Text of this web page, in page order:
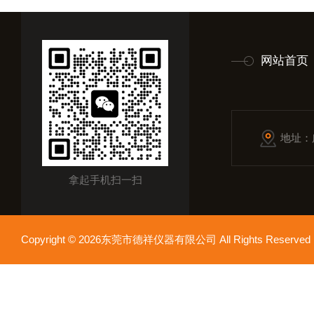
拿起手机扫一扫
网站首页
地址
Copyright © 2026东莞市德祥仪器有限公司 All Rights